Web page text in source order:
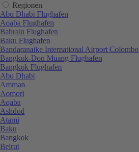
Regionen
Abu Dhabi Flughafen
Aqaba Flughafen
Bahrain Flughafen
Baku Flughafen
Bandaranaike International Airport Colombo
Bangkok-Don Muang Flughafen
Bangkok Flughafen
Abu Dhabi
Amman
Aomori
Aqaba
Ashdod
Atami
Baku
Bangkok
Beirut